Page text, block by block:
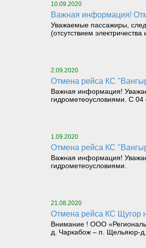
10.09.2020
Важная информация!
Уважаемые пассажиры,
(отсутствием
2.09.2020
Отмена рейса КС
Важная информация!
гидрометеоусловиями. С 04
1.09.2020
Отмена рейса КС
Важная информация!
гидрометеоусловиями.
21.08.2020
Отмена рейса КС Щугор
Внимание ! ООО
д. Чаркабож – п. Щельяюр-д.